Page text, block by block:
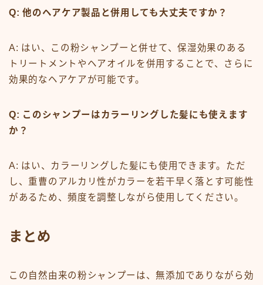
Q: 他のヘアケア製品と併用しても大丈夫ですか？
A: はい、この粉シャンプーと併せて、保湿効果のある
トリートメントやヘアオイルを併用することで、さらに
効果的なヘアケアが可能です。
Q: このシャンプーはカラーリングした髪にも使えます
か？
A: はい、カラーリングした髪にも使用できます。ただ
し、重曹のアルカリ性がカラーを若干早く落とす可能性
があるため、頻度を調整しながら使用してください。
まとめ
この自然由来の粉シャンプーは、無添加でありながら効